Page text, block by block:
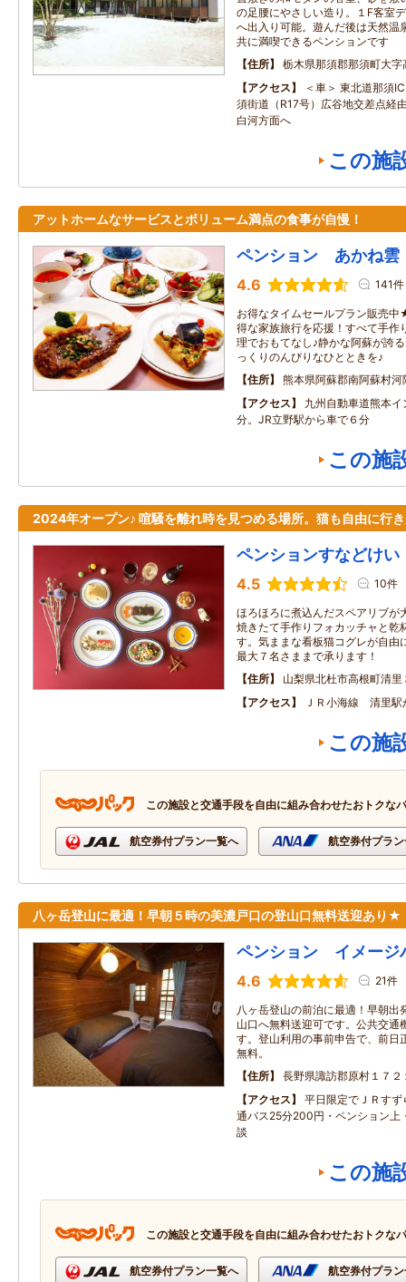
の足腰にやさしい造り。１F客室
へ出入り可能。遊んだ後は天然温
共に満喫できるペンションです
住所
栃木県那須郡那須町大字
アクセス
＜車＞ 東北道那須
須街道（R17号）広谷地交差点経
白河方面へ
この施
アットホームなサービスとボリューム満点の食事が自慢！
ペンション あかね雲
4.6 141件
お得なタイムセールプラン販売
得な家族旅行を応援！すべて手作
理でおもてなし♪静かな阿蘇が誇
っくりのんびりなひとときを♪
住所
熊本県阿蘇郡南阿蘇村河
アクセス
九州自動車道熊本
分。JR立野駅から車で６分
この施
2024年オープン♪ 喧騒を離れ時を見つめる場所。猫も自由に行
ペンションすなどけい
4.5 10件
ほろほろに煮込んだスペアリブが
焼きたて手作りフォカッチャと乾
す。気ままな看板猫コグレが自由
最大７名さままで承ります！
住所
山梨県北杜市高根町清
アクセス
ＪＲ小海線 清里駅
この施
この施設と交通手段を自由に組み合わせたおトクな
航空券付プラン一覧へ 航空券付プラ
八ヶ岳登山に最適！早朝５時の美濃戸口の登山口無料送迎あり★
ペンション イメージ
4.6 21件
八ヶ岳登山の前泊に最適！早朝出
山口へ無料送迎可です。公共交通
す。登山利用の事前申告で、前日
無料。
住所
長野県諏訪郡原村１７２
アクセス
平日限定でＪＲす
通バス25分200円・ペンション
談
この施
この施設と交通手段を自由に組み合わせたおトクな
航空券付プラン一覧へ 航空券付プラ